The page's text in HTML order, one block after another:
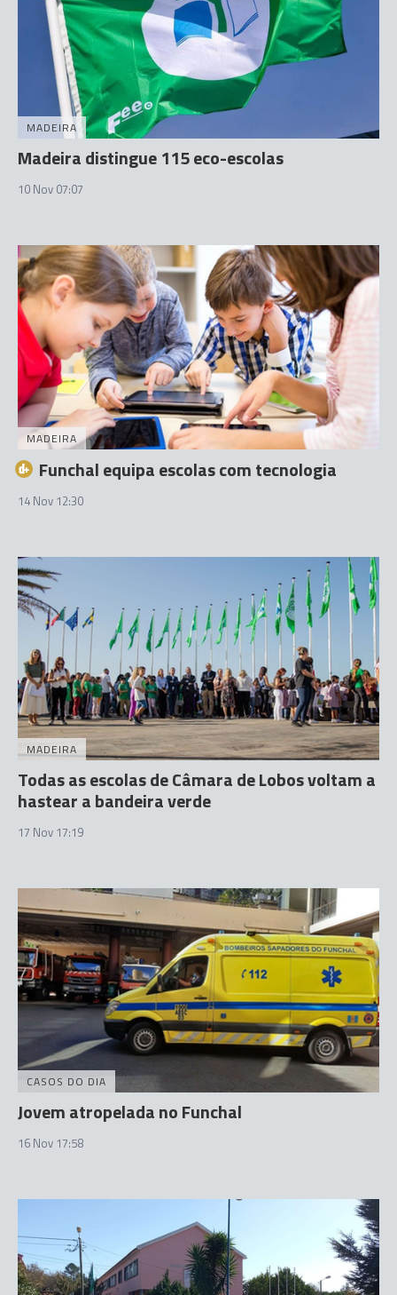
MADEIRA
Madeira distingue 115 eco-escolas
10 Nov 07:07
MADEIRA
Funchal equipa escolas com tecnologia
14 Nov 12:30
MADEIRA
Todas as escolas de Câmara de Lobos voltam a
hastear a bandeira verde
17 Nov 17:19
CASOS DO DIA
Jovem atropelada no Funchal
16 Nov 17:58